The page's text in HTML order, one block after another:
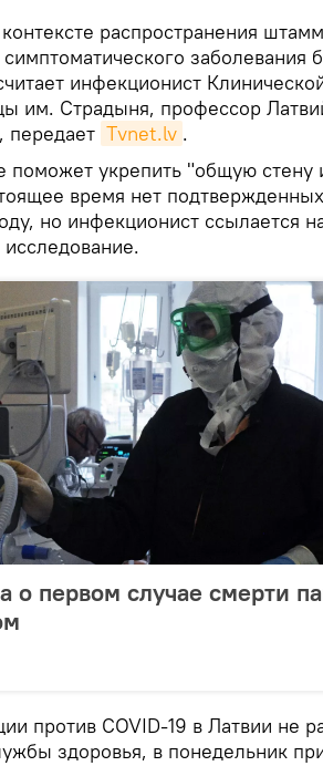
распространения
заболевания
инфекционист
им. Страдыня, профессор
передает Тvnet.lv .
поможет укрепить "общую стену
время нет подтвержденных
но инфекционист ссылается
о первом случае смерти
против COVID-19 в Латвии не
здоровья, в понедельник